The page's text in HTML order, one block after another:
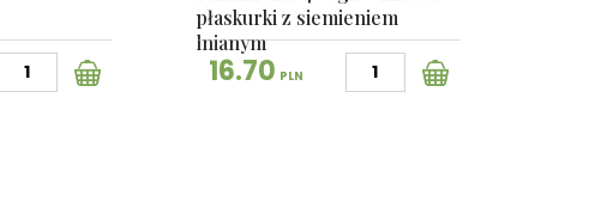
płaskurki z siemieniem
lnianym
16.70 PLN